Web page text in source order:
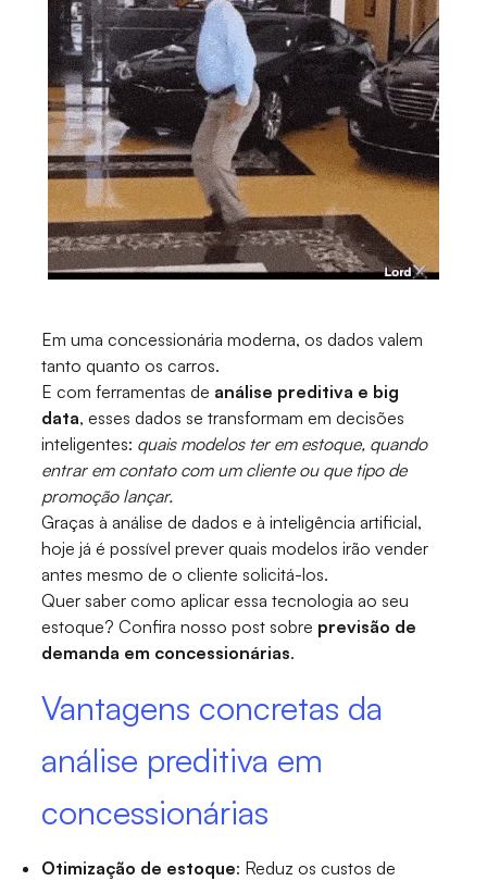
Em uma concessionária moderna, os dados valem
tanto quanto os carros.
E com ferramentas de análise preditiva e big
data, esses dados se transformam em decisões
inteligentes: quais modelos ter em estoque, quando
entrar em contato com um cliente ou que tipo de
promoção lançar.
Graças à análise de dados e à inteligência artificial,
hoje já é possível prever quais modelos irão vender
antes mesmo de o cliente solicitá-los.
Quer saber como aplicar essa tecnologia ao seu
estoque? Confira nosso post sobre previsão de
demanda em concessionárias.
Vantagens concretas da
análise preditiva em
concessionárias
Otimização de estoque: Reduz os custos de